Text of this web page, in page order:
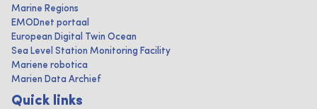
Marine Regions
EMODnet portaal
European Digital Twin Ocean
Sea Level Station Monitoring Facility
Mariene robotica
Marien Data Archief
Quick links